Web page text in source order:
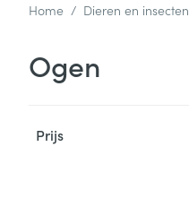
Home / Dieren en insecten
Ogen
Prijs